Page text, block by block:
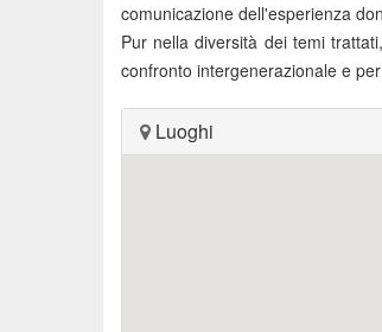
comunicazione dell'esperienza
Pur nella diversità dei temi
confronto intergenerazionale e
Luoghi